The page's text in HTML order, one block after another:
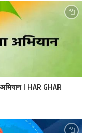
| HAR GHAR